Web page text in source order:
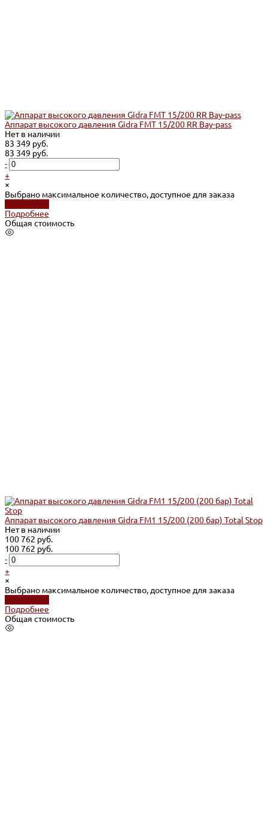
Аппарат высокого давления Gidra FMT 15/200 RR Bay-pass
Нет в наличии
83 349 руб.
83 349 руб.
-
+
×
Выбрано максимальное количество, доступное для заказа
Подробнее
Общая стоимость
Аппарат высокого давления Gidra FM1 15/200 (200 бар) Total Stop
Нет в наличии
100 762 руб.
100 762 руб.
-
+
×
Выбрано максимальное количество, доступное для заказа
Подробнее
Общая стоимость